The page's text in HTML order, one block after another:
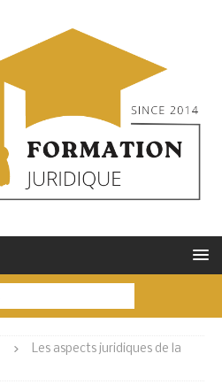
Les aspects juridiques de la